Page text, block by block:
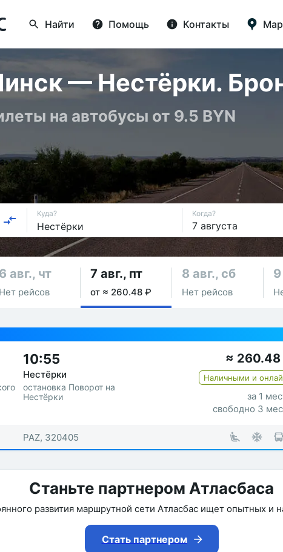
Найти Помощь Контакты
— Нестёрки.
на автобусы от 9.5 BYN
Куда? Когда?
6 авг., чт
Нет рейсов
7 авг., пт
от ≈ 260.48 ₽
8 авг., сб
Нет рейсов
9
10:55
Нестёрки
остановка Поворот на
Нестёрки
≈ 260.48
Наличными и
за 1
свободно 3
PAZ, 320405
Станьте партнером Атласбаса
развития маршрутной сети Атласбас ищет опытных и
Стать партнером